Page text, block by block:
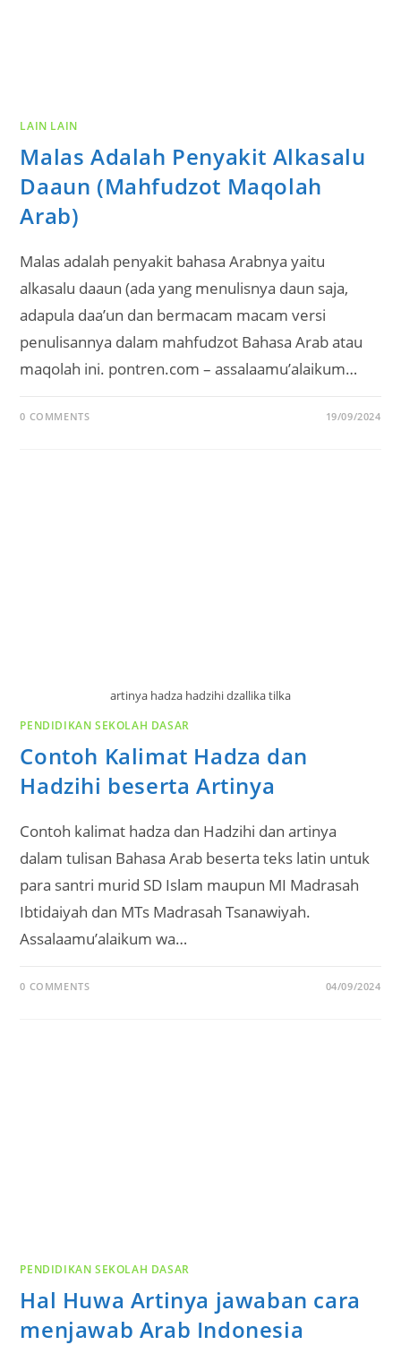
LAIN LAIN
Malas Adalah Penyakit Alkasalu
Daaun (Mahfudzot Maqolah
Arab)
Malas adalah penyakit bahasa Arabnya yaitu
alkasalu daaun (ada yang menulisnya daun saja,
adapula daa’un dan bermacam macam versi
penulisannya dalam mahfudzot Bahasa Arab atau
maqolah ini. pontren.com – assalaamu’alaikum…
0 COMMENTS 19/09/2024
artinya hadza hadzihi dzallika tilka
PENDIDIKAN SEKOLAH DASAR
Contoh Kalimat Hadza dan
Hadzihi beserta Artinya
Contoh kalimat hadza dan Hadzihi dan artinya
dalam tulisan Bahasa Arab beserta teks latin untuk
para santri murid SD Islam maupun MI Madrasah
Ibtidaiyah dan MTs Madrasah Tsanawiyah.
Assalaamu’alaikum wa…
0 COMMENTS 04/09/2024
PENDIDIKAN SEKOLAH DASAR
Hal Huwa Artinya jawaban cara
menjawab Arab Indonesia